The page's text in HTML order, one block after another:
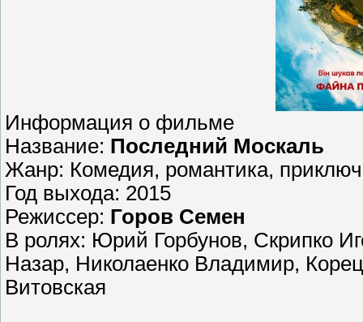
Информация о фильме
Название: Последний Москаль
Жанр: Комедия, романтика,
Год выхода: 2015
Режиссер: Горов Семен
В ролях: Юрий Горбунов, Скрипко
Назар, Николаенко Владимир,
Витовская